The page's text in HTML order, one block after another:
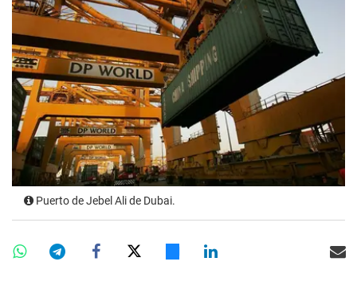
Puerto de Jebel Ali de Dubai.